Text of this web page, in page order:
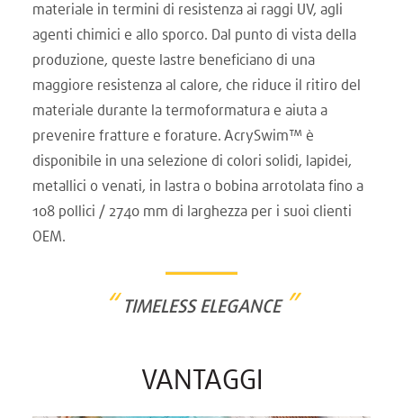
materiale in termini di resistenza ai raggi UV, agli
agenti chimici e allo sporco. Dal punto di vista della
produzione, queste lastre beneficiano di una
maggiore resistenza al calore, che riduce il ritiro del
materiale durante la termoformatura e aiuta a
prevenire fratture e forature. AcrySwim™ è
disponibile in una selezione di colori solidi, lapidei,
metallici o venati, in lastra o bobina arrotolata fino a
108 pollici / 2740 mm di larghezza per i suoi clienti
OEM.
“ TIMELESS ELEGANCE ”
VANTAGGI